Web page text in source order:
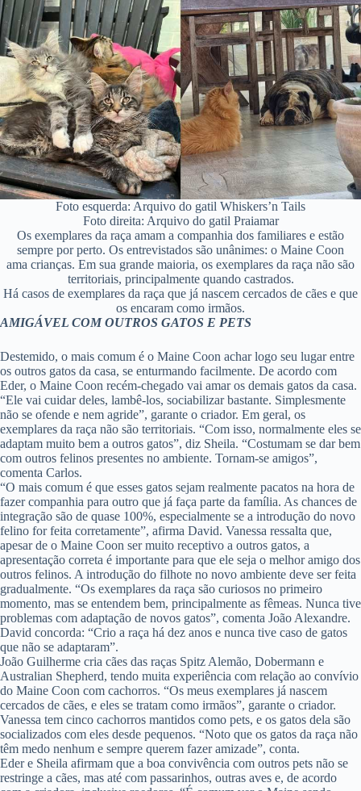
Foto esquerda: Arquivo do gatil Whiskers’n Tails
Foto direita: Arquivo do gatil Praiamar
Os exemplares da raça amam a companhia dos familiares e estão
sempre por perto. Os entrevistados são unânimes: o Maine Coon
ama crianças. Em sua grande maioria, os exemplares da raça não são
territoriais, principalmente quando castrados.
Há casos de exemplares da raça que já nascem cercados de cães e que
os encaram como irmãos.
AMIGÁVEL COM OUTROS GATOS E PETS
Destemido, o mais comum é o Maine Coon achar logo seu lugar entre
os outros gatos da casa, se enturmando facilmente. De acordo com
Eder, o Maine Coon recém-chegado vai amar os demais gatos da casa.
“Ele vai cuidar deles, lambê-los, sociabilizar bastante. Simplesmente
não se ofende e nem agride”, garante o criador. Em geral, os
exemplares da raça não são territoriais. “Com isso, normalmente eles se
adaptam muito bem a outros gatos”, diz Sheila. “Costumam se dar bem
com outros felinos presentes no ambiente. Tornam-se amigos”,
comenta Carlos.
“O mais comum é que esses gatos sejam realmente pacatos na hora de
fazer companhia para outro que já faça parte da família. As chances de
integração são de quase 100%, especialmente se a introdução do novo
felino for feita corretamente”, afirma David. Vanessa ressalta que,
apesar de o Maine Coon ser muito receptivo a outros gatos, a
apresentação correta é importante para que ele seja o melhor amigo dos
outros felinos. A introdução do filhote no novo ambiente deve ser feita
gradualmente. “Os exemplares da raça são curiosos no primeiro
momento, mas se entendem bem, principalmente as fêmeas. Nunca tive
problemas com adaptação de novos gatos”, comenta João Alexandre.
David concorda: “Crio a raça há dez anos e nunca tive caso de gatos
que não se adaptaram”.
João Guilherme cria cães das raças Spitz Alemão, Dobermann e
Australian Shepherd, tendo muita experiência com relação ao convívio
do Maine Coon com cachorros. “Os meus exemplares já nascem
cercados de cães, e eles se tratam como irmãos”, garante o criador.
Vanessa tem cinco cachorros mantidos como pets, e os gatos dela são
socializados com eles desde pequenos. “Noto que os gatos da raça não
têm medo nenhum e sempre querem fazer amizade”, conta.
Eder e Sheila afirmam que a boa convivência com outros pets não se
restringe a cães, mas até com passarinhos, outras aves e, de acordo